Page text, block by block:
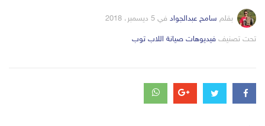
بقلم سامح عبدالجواد في 5 ديسمبر، 2018
تحت تصنيف التصانيف
فيديوهات صيانة اللاب توب